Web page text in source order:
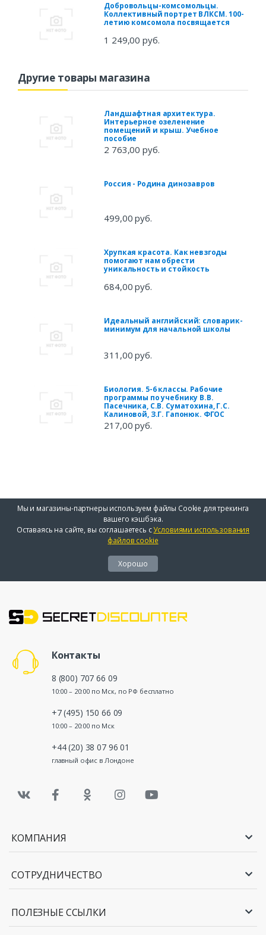
Добровольцы-комсомольцы.
Коллективный портрет ВЛКСМ. 100-
летию комсомола посвящается
1 249,00 руб.
Другие товары магазина
Ландшафтная архитектура.
Интерьерное озеленение
помещений и крыш. Учебное
пособие
2 763,00 руб.
Россия - Родина динозавров
499,00 руб.
Хрупкая красота. Как невзгоды
помогают нам обрести
уникальность и стойкость
684,00 руб.
Идеальный английский: словарик-
минимум для начальной школы
311,00 руб.
Биология. 5-6 классы. Рабочие
программы по учебнику В.В.
Пасечника, С.В. Суматохина, Г.С.
Калиновой, З.Г. Гапонюк. ФГОС
217,00 руб.
Мы и магазины-партнеры используем файлы Cookie для трекинга
вашего кэшбэка.
Оставаясь на сайте, вы соглашаетесь сУсловиями использования
файлов cookie
Хорошо
Контакты
8 (800) 707 66 09
10:00 – 20:00 по Мск, по РФ бесплатно
+7 (495) 150 66 09
10:00 – 20:00 по Мск
+44 (20) 38 07 96 01
главный офис в Лондоне
КОМПАНИЯ
СОТРУДНИЧЕСТВО
ПОЛЕЗНЫЕ ССЫЛКИ